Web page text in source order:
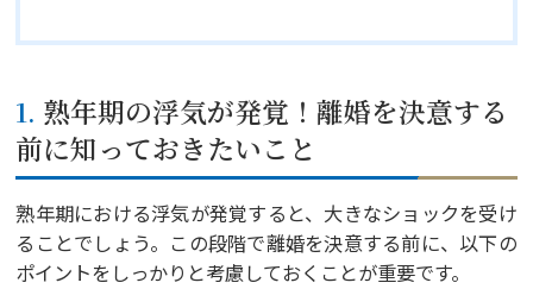
1. 熟年期の浮気が発覚！離婚を決意する
前に知っておきたいこと
熟年期における浮気が発覚すると、大きなショックを受け
ることでしょう。この段階で離婚を決意する前に、以下の
ポイントをしっかりと考慮しておくことが重要です。